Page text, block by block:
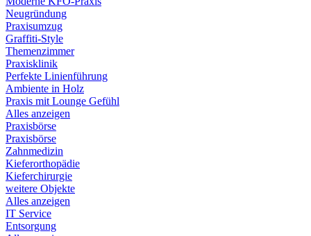
Neugründung
Praxisumzug
Graffiti-Style
Themenzimmer
Praxisklinik
Perfekte Linienführung
Ambiente in Holz
Praxis mit Lounge Gefühl
Alles anzeigen
Praxisbörse
Praxisbörse
Zahnmedizin
Kieferorthopädie
Kieferchirurgie
weitere Objekte
Alles anzeigen
IT Service
Entsorgung